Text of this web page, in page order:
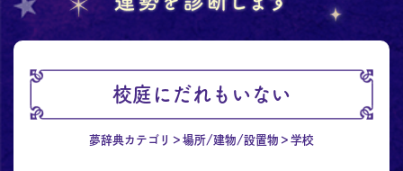
校庭にだれもいない
夢辞典カテゴリ 場所/建物/設置物 学校